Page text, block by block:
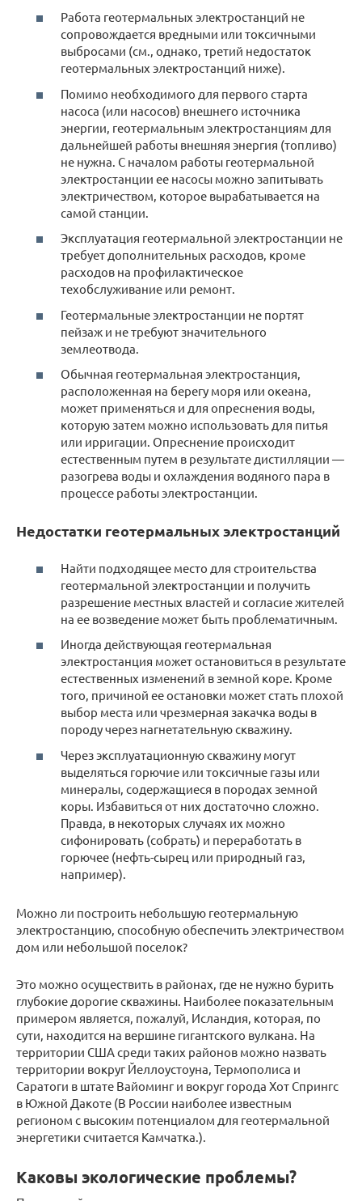
Работа геотермальных электростанций не
сопровождается вредными или токсичными
выбросами (см., однако, третий недостаток
геотермальных электростанций ниже).
Помимо необходимого для первого старта
насоса (или насосов) внешнего источника
энергии, геотермальным электростанциям для
дальнейшей работы внешняя энергия (топливо)
не нужна. С началом работы геотермальной
электростанции ее насосы можно запитывать
электричеством, которое вырабатывается на
самой станции.
Эксплуатация геотермальной электростанции не
требует дополнительных расходов, кроме
расходов на профилактическое
техобслуживание или ремонт.
Геотермальные электростанции не портят
пейзаж и не требуют значительного
землеотвода.
Обычная геотермальная электростанция,
расположенная на берегу моря или океана,
может применяться и для опреснения воды,
которую затем можно использовать для питья
или ирригации. Опреснение происходит
естественным путем в результате дистилляции —
разогрева воды и охлаждения водяного пара в
процессе работы электростанции.
Недостатки геотермальных электростанций
Найти подходящее место для строительства
геотермальной электростанции и получить
разрешение местных властей и согласие жителей
на ее возведение может быть проблематичным.
Иногда действующая геотермальная
электростанция может остановиться в результате
естественных изменений в земной коре. Кроме
того, причиной ее остановки может стать плохой
выбор места или чрезмерная закачка воды в
породу через нагнетательную скважину.
Через эксплуатационную скважину могут
выделяться горючие или токсичные газы или
минералы, содержащиеся в породах земной
коры. Избавиться от них достаточно сложно.
Правда, в некоторых случаях их можно
сифонировать (собрать) и переработать в
горючее (нефть-сырец или природный газ,
например).
Можно ли построить небольшую геотермальную
электростанцию, способную обеспечить электричеством
дом или небольшой поселок?
Это можно осуществить в районах, где не нужно бурить
глубокие дорогие скважины. Наиболее показательным
примером является, пожалуй, Исландия, которая, по
сути, находится на вершине гигантского вулкана. На
территории США среди таких районов можно назвать
территории вокруг Йеллоустоуна, Термополиса и
Саратоги в штате Вайоминг и вокруг города Хот Спрингс
в Южной Дакоте (В России наиболее известным
регионом с высоким потенциалом для геотермальной
энергетики считается Камчатка.).
Каковы экологические проблемы?